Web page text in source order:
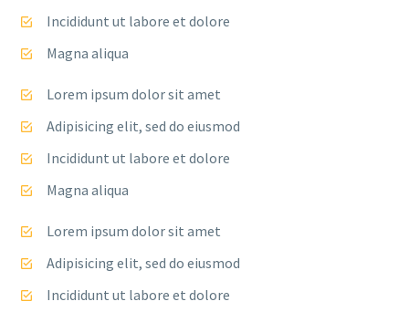
Incididunt ut labore et dolore
Magna aliqua
Lorem ipsum dolor sit amet
Adipisicing elit, sed do eiusmod
Incididunt ut labore et dolore
Magna aliqua
Lorem ipsum dolor sit amet
Adipisicing elit, sed do eiusmod
Incididunt ut labore et dolore